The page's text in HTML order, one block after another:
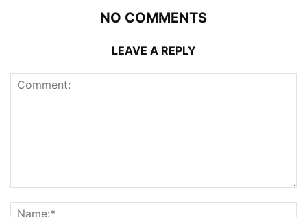
NO COMMENTS
LEAVE A REPLY